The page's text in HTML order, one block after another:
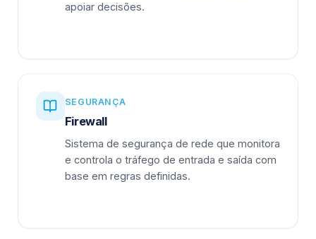
apoiar decisões.
SEGURANÇA
Firewall
Sistema de segurança de rede que monitora
e controla o tráfego de entrada e saída com
base em regras definidas.